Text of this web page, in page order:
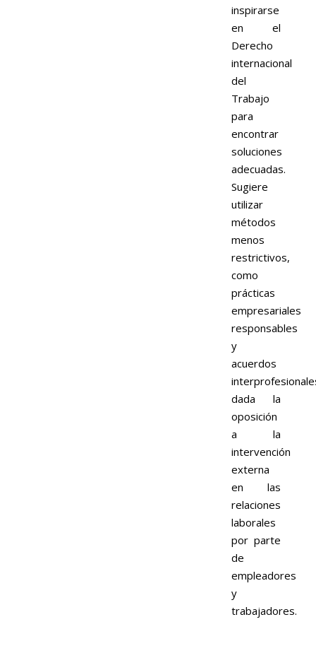
inspirarse
en el
Derecho
internacional
del
Trabajo
para
encontrar
soluciones
adecuadas.
Sugiere
utilizar
métodos
menos
restrictivos,
como
prácticas
empresariales
responsables
y
acuerdos
dada la
oposición
a la
intervención
externa
en las
relaciones
laborales
por parte
de
empleadores
y
trabajadores.